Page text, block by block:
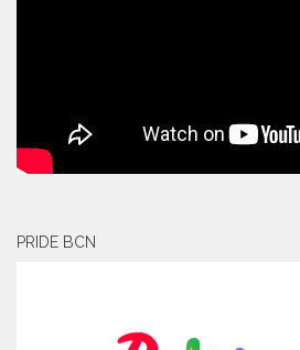
PRIDE BCN